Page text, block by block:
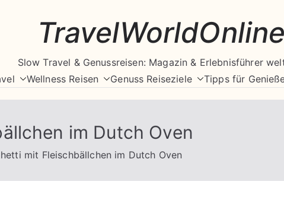
TravelWorldOnline
Slow Travel & Genussreisen: Magazin & Erlebnisführer
Wellness Reisen Genuss Reiseziele Tipps für
im Dutch Oven
mit Fleischbällchen im Dutch Oven